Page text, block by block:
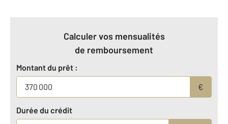
Calculer vos mensualités
de remboursement
Montant du prêt :
€
Durée du crédit